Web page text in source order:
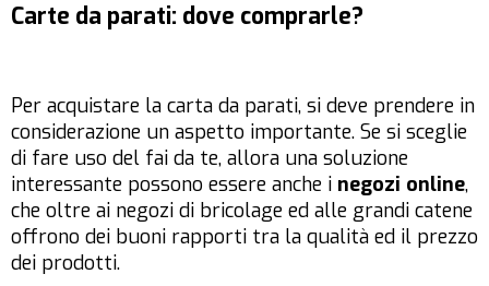
Carte da parati: dove comprarle?
Per acquistare la carta da parati, si deve prendere in
considerazione un aspetto importante. Se si sceglie
di fare uso del fai da te, allora una soluzione
interessante possono essere anche i negozi online,
che oltre ai negozi di bricolage ed alle grandi catene
offrono dei buoni rapporti tra la qualità ed il prezzo
dei prodotti.